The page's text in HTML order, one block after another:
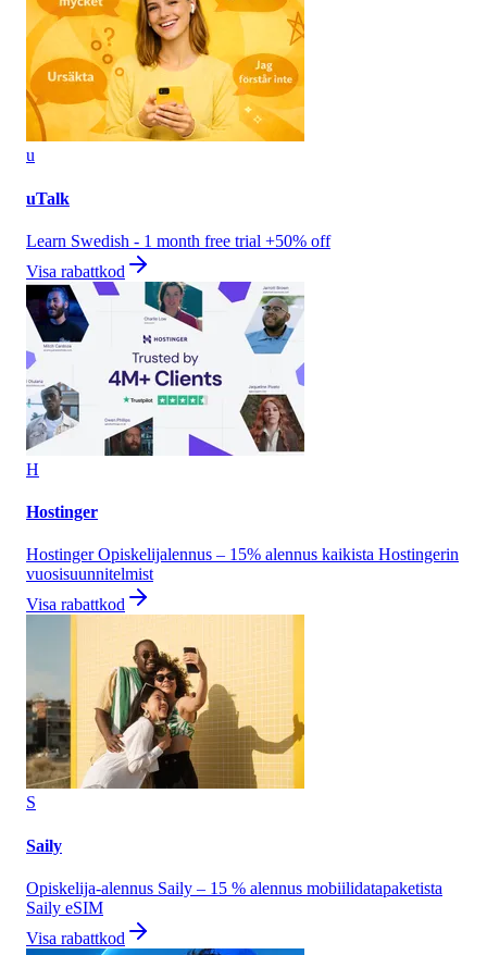
u
uTalk
Learn Swedish - 1 month free trial +50% off
Visa rabattkod
H
Hostinger
Hostinger Opiskelijalennus – 15% alennus kaikista Hostingerin
vuosisuunnitelmist
Visa rabattkod
S
Saily
Opiskelija-alennus Saily – 15 % alennus mobiilidatapaketista
Saily eSIM
Visa rabattkod